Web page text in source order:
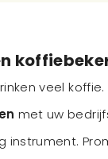
veel koffie.
met uw
instrument.